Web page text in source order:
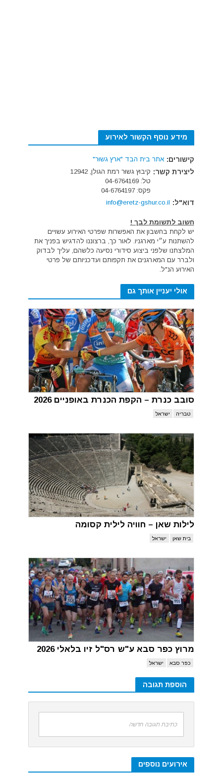
מידע נוסף הקשור לאירוע
קישורים: אתר בית הבד "ארץ גשוּר"
ליצירת קשר: קיבוץ גשוּר רמת הגולן, 12942
טל: 04-6764169
פקס: 04-6764197
דוא"ל: info@eretz-gshur.co.il
חשוב לתשומת לבך !
יש לקחת בחשבון את האפשרות שפרטי האירוע עשויים
להשתנות ע״י מארגניו. לאור כך, ברצוננו להדגיש בפניך את
המלצתנו שלפני ביצוע סידורי נסיעה כלשהם, עליך לבדוק
ולברר עם המארגנים את תקפותם ועדכניותם של פרטי
האירוע הנ"ל.
אולי יעניין אותך גם
סובב כנרת – הקפת הכנרת באופניים 2026
טבריה ישראל
לילות שאן – חוויה לילית קסומה
בית שאן ישראל
מרוץ כפר סבא ע"ש רס"ל זיו בלאלי 2026
כפר סבא ישראל
הוספת תגובה
כתיבת תגובה חדשה
אירועים נוספים